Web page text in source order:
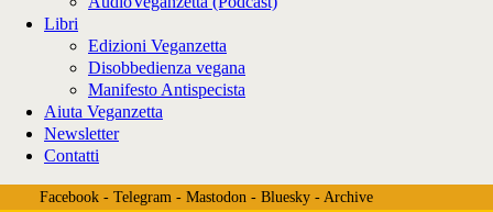
Libri
Edizioni Veganzetta
Disobbedienza vegana
Manifesto Antispecista
Aiuta Veganzetta
Newsletter
Contatti
Facebook- Telegram- Mastodon- Bluesky- Archive